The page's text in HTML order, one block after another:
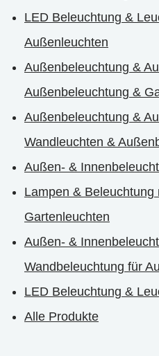
LED Beleuchtung &
Außenleuchten
Außenbeleuchtung &
Außenbeleuchtung &
Außenbeleuchtung &
Wandleuchten &
Außen- &
Lampen & Beleuchtung
Gartenleuchten
Außen- &
Wandbeleuchtung für
LED Beleuchtung &
Alle Produkte